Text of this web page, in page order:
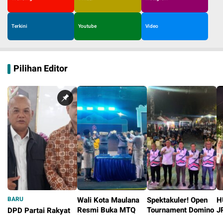
Terkini Youtube Video
Pilihan Editor
BARU
DPD Partai Rakyat
Wali Kota Maulana
Resmi Buka MTQ
Spektakuler! Open
Tournament Domino